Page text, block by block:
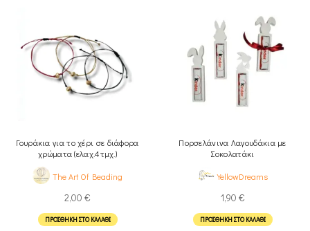
Γουράκια για το χέρι σε διάφορα
χρώματα (ελαχ.4τμχ.)
The Art Of Beading
2,00 €
ΠΡΟΣΘΉΚΗ ΣΤΟ ΚΑΛΆΘΙ
Πορσελάνινα Λαγουδάκια με
Σοκολατάκι
YellowDreams
1,90 €
ΠΡΟΣΘΉΚΗ ΣΤΟ ΚΑΛΆΘΙ